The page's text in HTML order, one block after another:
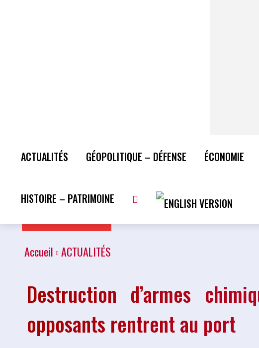
ACTUALITÉS GÉOPOLITIQUE – DÉFENSE ÉCONOMIE
HISTOIRE – PATRIMOINE
Accueil ACTUALITÉS
Destruction d’armes
opposants rentrent au port